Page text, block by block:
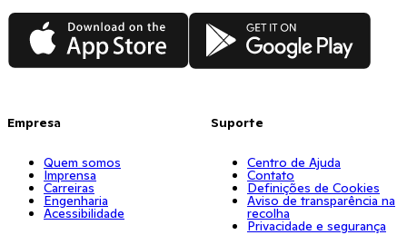
App Store Google Play
Empresa
Quem somos
Imprensa
Carreiras
Engenharia
Acessibilidade
Suporte
Centro de Ajuda
Contato
Definições de Cookies
Aviso de transparência na
recolha
Privacidade e segurança